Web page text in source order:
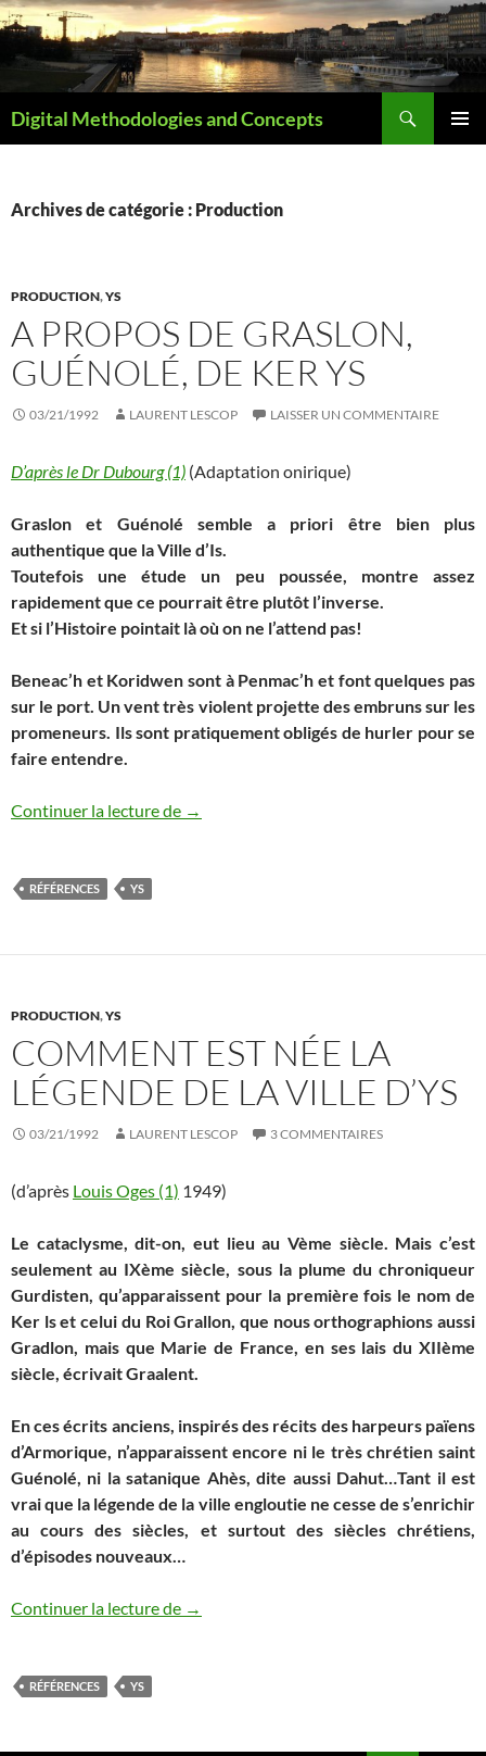
Aller
au
contenu
Digital Methodologies and Concepts
Archives de catégorie : Production
PRODUCTION,YS
A PROPOS DE GRASLON,
GUÉNOLÉ, DE KER YS
03/21/1992 LAURENT LESCOP LAISSER UN COMMENTAIRE
D’après le Dr Dubourg (1) (Adaptation onirique)
Graslon et Guénolé semble a priori être bien plus
authentique que la Ville d’Is.
Toutefois une étude un peu poussée, montre assez
rapidement que ce pourrait être plutôt l’inverse.
Et si l’Histoire pointait là où on ne l’attend pas!
Beneac’h et Koridwen sont à Penmac’h et font quelques pas
sur le port. Un vent très violent projette des embruns sur les
promeneurs. Ils sont pratiquement obligés de hurler pour se
faire entendre.
Continuer la lecture de A propos de Graslon, Guénolé, de Ker Ys
→
RÉFÉRENCES YS
PRODUCTION,YS
COMMENT EST NÉE LA
LÉGENDE DE LA VILLE D’YS
03/21/1992 LAURENT LESCOP 3 COMMENTAIRES
(d’après Louis Oges (1) 1949)
Le cataclysme, dit-on, eut lieu au Vème siècle. Mais c’est
seulement au IXème siècle, sous la plume du chroniqueur
Gurdisten, qu’apparaissent pour la première fois le nom de
Ker ls et celui du Roi Grallon, que nous orthographions aussi
Gradlon, mais que Marie de France, en ses lais du XIIème
siècle, écrivait Graalent.
En ces écrits anciens, inspirés des récits des harpeurs païens
d’Armorique, n’apparaissent encore ni le très chrétien saint
Guénolé, ni la satanique Ahès, dite aussi Dahut…Tant il est
vrai que la légende de la ville engloutie ne cesse de s’enrichir
au cours des siècles, et surtout des siècles chrétiens,
d’épisodes nouveaux…
Continuer la lecture de Comment est née la Légende de la Ville
→
RÉFÉRENCES YS